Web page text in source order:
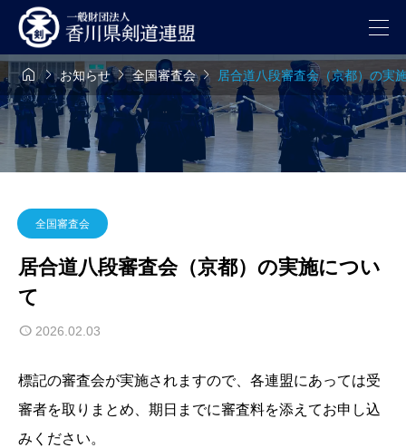
お知らせ全国審査会 居合道八段審査会（京都）の実
全国審査会
居合道八段審査会（京都）の実施につい
て
2026.02.03
標記の審査会が実施されますので、各連盟にあっては受
審者を取りまとめ、期日までに審査料を添えてお申し込
みください。